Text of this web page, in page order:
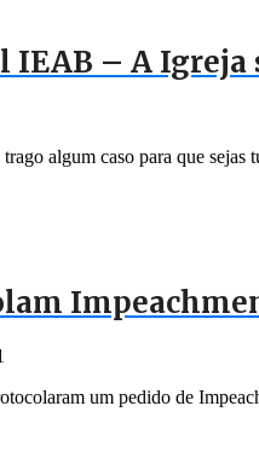
IEAB – A
algum caso para que sejas
um pedido de